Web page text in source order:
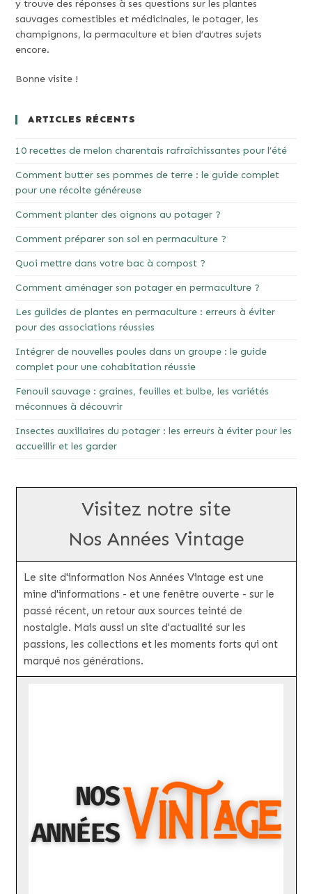
y trouve des réponses à ses questions sur les plantes
sauvages comestibles et médicinales, le potager, les
champignons, la permaculture et bien d’autres sujets
encore.
Bonne visite !
ARTICLES RÉCENTS
10 recettes de melon charentais rafraîchissantes pour l’été
Comment butter ses pommes de terre : le guide complet
pour une récolte généreuse
Comment planter des oignons au potager ?
Comment préparer son sol en permaculture ?
Quoi mettre dans votre bac à compost ?
Comment aménager son potager en permaculture ?
Les guildes de plantes en permaculture : erreurs à éviter
pour des associations réussies
Intégrer de nouvelles poules dans un groupe : le guide
complet pour une cohabitation réussie
Fenouil sauvage : graines, feuilles et bulbe, les variétés
méconnues à découvrir
Insectes auxiliaires du potager : les erreurs à éviter pour les
accueillir et les garder
Visitez notre site
Nos Années Vintage
Le site d'information Nos Années Vintage est une
mine d'informations - et une fenêtre ouverte - sur le
passé récent, un retour aux sources teinté de
nostalgie. Mais aussi un site d'actualité sur les
passions, les collections et les moments forts qui ont
marqué nos générations.